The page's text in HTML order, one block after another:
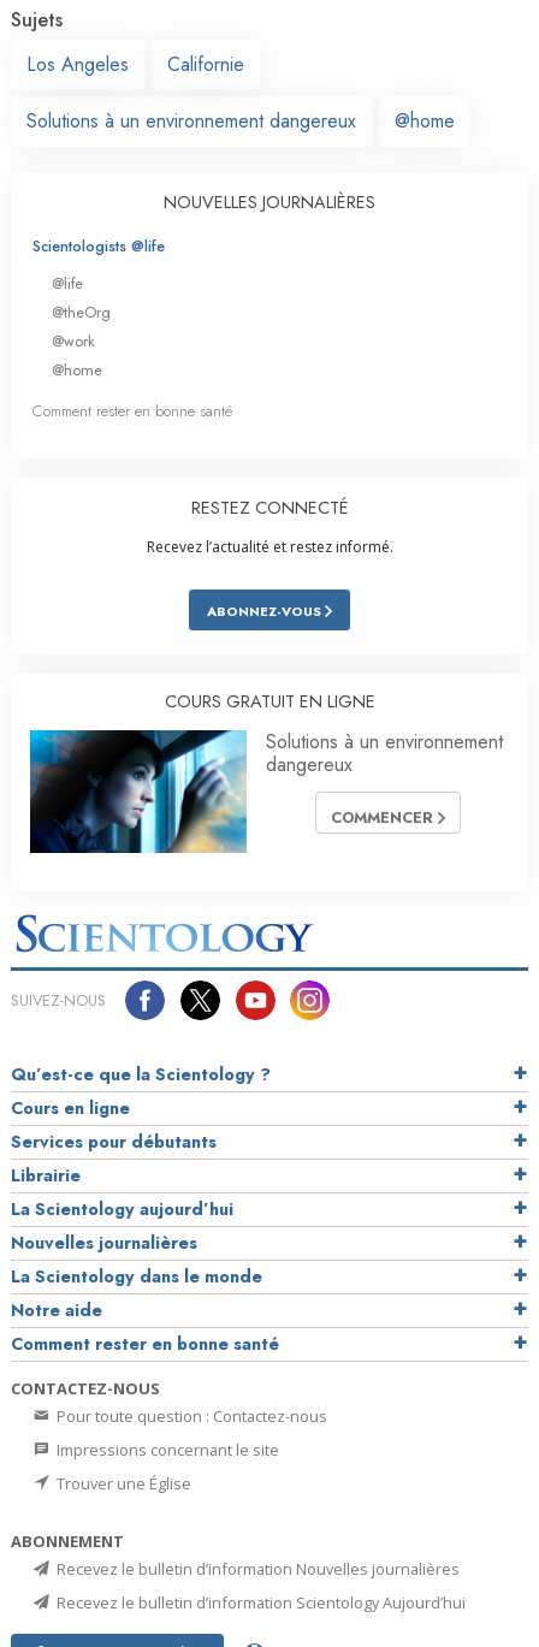
Sujets
Los Angeles
Californie
Solutions à un environnement dangereux @home
NOUVELLES JOURNALIÈRES
Scientologists @life
@life
@theOrg
@work
@home
Comment rester en bonne santé
RESTEZ CONNECTÉ
Recevez l’actualité et restez informé.
ABONNEZ-VOUS
COURS GRATUIT EN LIGNE
Solutions à un environnement
dangereux
COMMENCER
SUIVEZ-NOUS
Qu’est-ce que la Scientology ?
Cours en ligne
Services pour débutants
Librairie
La Scientology aujourd’hui
Nouvelles journalières
La Scientology dans le monde
Notre aide
Comment rester en bonne santé
CONTACTEZ-NOUS
Pour toute question : Contactez-nous
Impressions concernant le site
Trouver une Église
ABONNEMENT
Recevez le bulletin d’information Nouvelles journalières
Recevez le bulletin d’information Scientology Aujourd’hui